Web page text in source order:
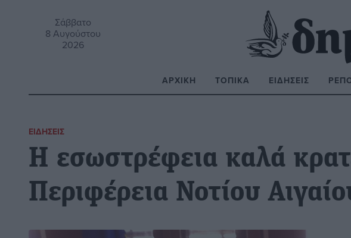
Σάββατο
8 Αυγούστου
2026
ΑΡΧΙΚΉ ΤΟΠΙΚΆ ΕΙΔΉΣΕΙΣ
ΕΙΔΉΣΕΙΣ
Η εσωστρέφεια καλά
Περιφέρεια Νοτίου